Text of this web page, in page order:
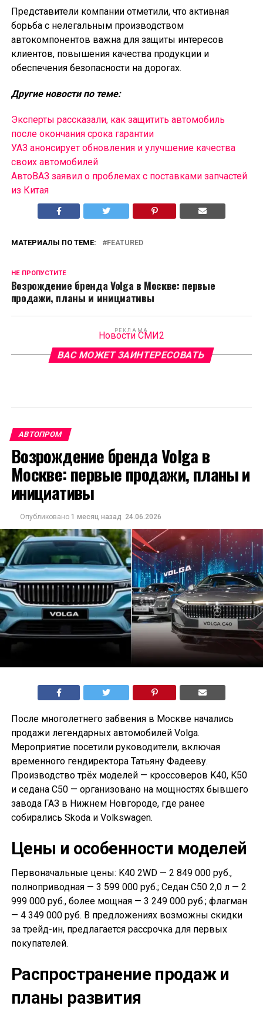
Представители компании отметили, что активная
борьба с нелегальным производством
автокомпонентов важна для защиты интересов
клиентов, повышения качества продукции и
обеспечения безопасности на дорогах.
Другие новости по теме:
Эксперты рассказали, как защитить автомобиль
после окончания срока гарантии
УАЗ анонсирует обновления и улучшение качества
своих автомобилей
АвтоВАЗ заявил о проблемах с поставками запчастей
из Китая
МАТЕРИАЛЫ ПО ТЕМЕ: FEATURED
НЕ ПРОПУСТИТЕ
Возрождение бренда Volga в Москве: первые
продажи, планы и инициативы
РЕКЛАМА
Новости СМИ2
ВАС МОЖЕТ ЗАИНТЕРЕСОВАТЬ
АВТОПРОМ
Возрождение бренда Volga в
Москве: первые продажи, планы и
инициативы
Опубликовано 1 месяц назад 24.06.2026
После многолетнего забвения в Москве начались
продажи легендарных автомобилей Volga.
Мероприятие посетили руководители, включая
временного гендиректора Татьяну Фадееву.
Производство трёх моделей — кроссоверов K40, K50
и седана С50 — организовано на мощностях бывшего
завода ГАЗ в Нижнем Новгороде, где ранее
собирались Skoda и Volkswagen.
Цены и особенности моделей
Первоначальные цены: K40 2WD — 2 849 000 руб.,
полноприводная — 3 599 000 руб.; Седан С50 2,0 л — 2
999 000 руб., более мощная — 3 249 000 руб.; флагман
— 4 349 000 руб. В предложениях возможны скидки
за трейд-ин, предлагается рассрочка для первых
покупателей.
Распространение продаж и
планы развития